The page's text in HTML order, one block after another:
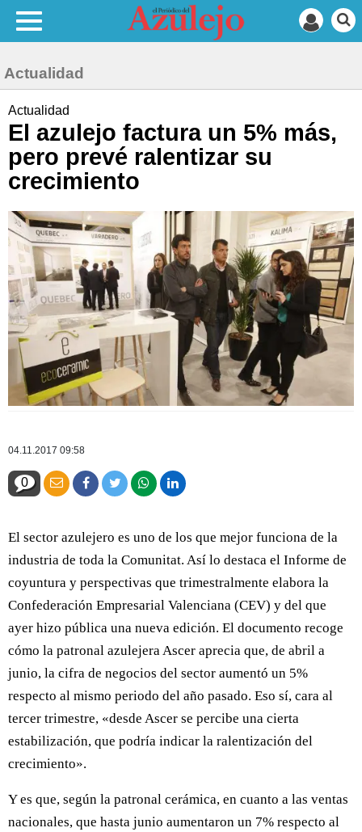
Actualidad
Actualidad
El azulejo factura un 5% más,
pero prevé ralentizar su
crecimiento
04.11.2017 09:58
0
El sector azulejero es uno de los que mejor funciona de la
industria de toda la Comunitat. Así lo destaca el Informe de
coyuntura y perspectivas que trimestralmente elabora la
Confederación Empresarial Valenciana (CEV) y del que
ayer hizo pública una nueva edición. El documento recoge
cómo la patronal azulejera Ascer aprecia que, de abril a
junio, la cifra de negocios del sector aumentó un 5%
respecto al mismo periodo del año pasado. Eso sí, cara al
tercer trimestre, «desde Ascer se percibe una cierta
estabilización, que podría indicar la ralentización del
crecimiento».
Y es que, según la patronal cerámica, en cuanto a las ventas
nacionales, que hasta junio aumentaron un 7% respecto al